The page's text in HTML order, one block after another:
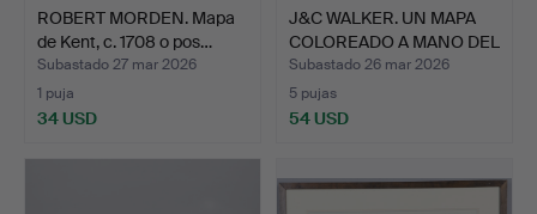
ROBERT MORDEN. Mapa
de Kent, c. 1708 o pos…
Subastado 27 mar 2026
1 puja
34 USD
J&C WALKER. UN MAPA
COLOREADO A MANO DEL
S…
Subastado 26 mar 2026
5 pujas
54 USD